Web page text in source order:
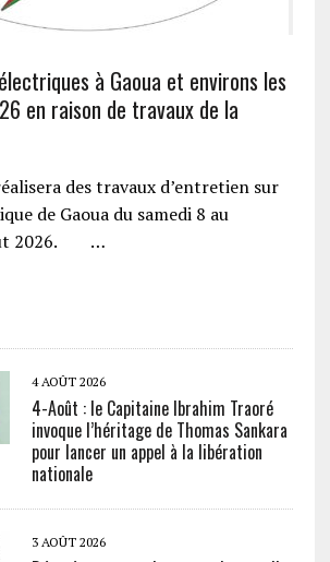
à Gaoua et environs les
en raison de travaux de la
des travaux d’entretien sur
de Gaoua du samedi 8 au
2026. …
4 AOÛT 2026
4-Août : le Capitaine Ibrahim Traoré
invoque l’héritage de Thomas Sankara
pour lancer un appel à la libération
nationale
3 AOÛT 2026